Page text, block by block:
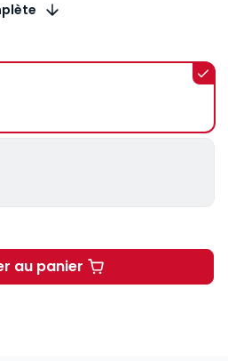
au panier
Droit civil général. 21e éd.